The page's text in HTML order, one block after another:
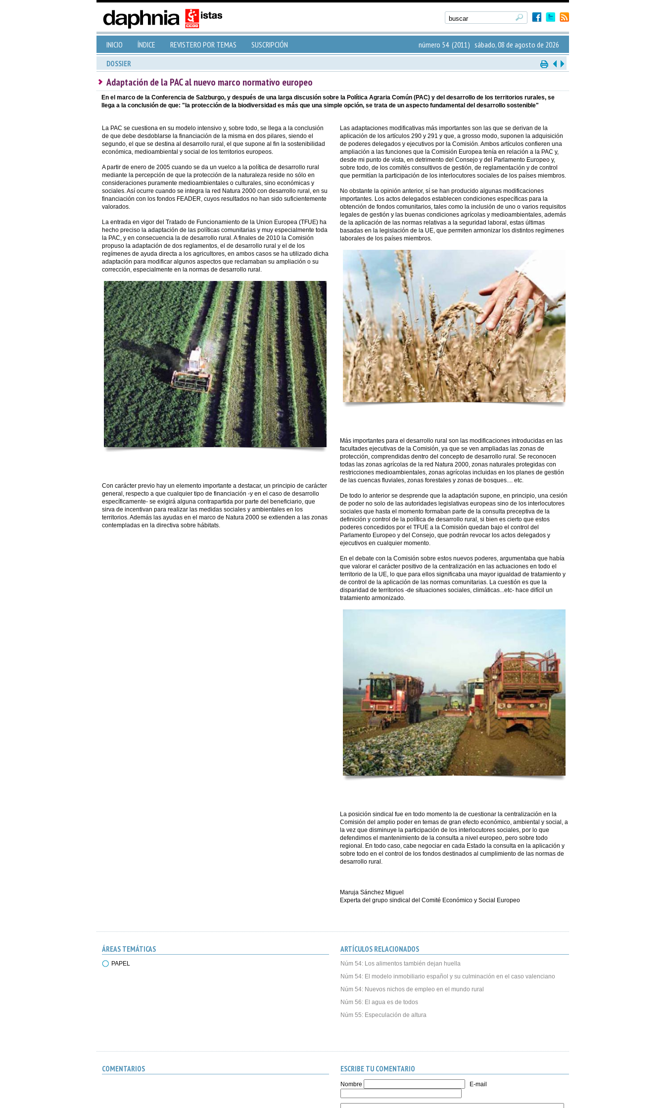
INICIO ÍNDICE REVISTERO POR TEMAS SUSCRIPCIÓN número 54 (2011) sábado, 08 de agosto de 2026
DOSSIER
Adaptación de la PAC al nuevo marco normativo europeo
En el marco de la Conferencia de Salzburgo, y después de una larga discusión sobre la Política Agraria Común (PAC) y del desarrollo de los territorios rurales, se
llega a la conclusión de que: "la protección de la biodiversidad es más que una simple opción, se trata de un aspecto fundamental del desarrollo sostenible"
La PAC se cuestiona en su modelo intensivo y, sobre todo, se llega a la conclusión
de que debe desdoblarse la financiación de la misma en dos pilares, siendo el
segundo, el que se destina al desarrollo rural, el que supone al fin la sostenibilidad
económica, medioambiental y social de los territorios europeos.
A partir de enero de 2005 cuando se da un vuelco a la política de desarrollo rural
mediante la percepción de que la protección de la naturaleza reside no sólo en
consideraciones puramente medioambientales o culturales, sino económicas y
sociales. Así ocurre cuando se integra la red Natura 2000 con desarrollo rural, en su
financiación con los fondos FEADER, cuyos resultados no han sido suficientemente
valorados.
La entrada en vigor del Tratado de Funcionamiento de la Union Europea (TFUE) ha
hecho preciso la adaptación de las políticas comunitarias y muy especialmente toda
la PAC, y en consecuencia la de desarrollo rural. A finales de 2010 la Comisión
propuso la adaptación de dos reglamentos, el de desarrollo rural y el de los
regímenes de ayuda directa a los agricultores, en ambos casos se ha utilizado dicha
adaptación para modificar algunos aspectos que reclamaban su ampliación o su
corrección, especialmente en la normas de desarrollo rural.
Con carácter previo hay un elemento importante a destacar, un principio de carácter
general, respecto a que cualquier tipo de financiación -y en el caso de desarrollo
específicamente- se exigirá alguna contrapartida por parte del beneficiario, que
sirva de incentivan para realizar las medidas sociales y ambientales en los
territorios. Además las ayudas en el marco de Natura 2000 se extienden a las zonas
contempladas en la directiva sobre hábitats.
Las adaptaciones modificativas más importantes son las que se derivan de la
aplicación de los artículos 290 y 291 y que, a grosso modo, suponen la adquisición
de poderes delegados y ejecutivos por la Comisión. Ambos artículos confieren una
ampliación a las funciones que la Comisión Europea tenía en relación a la PAC y,
desde mi punto de vista, en detrimento del Consejo y del Parlamento Europeo y,
sobre todo, de los comités consultivos de gestión, de reglamentación y de control
que permitían la participación de los interlocutores sociales de los países miembros.
No obstante la opinión anterior, sí se han producido algunas modificaciones
importantes. Los actos delegados establecen condiciones específicas para la
obtención de fondos comunitarios, tales como la inclusión de uno o varios requisitos
legales de gestión y las buenas condiciones agrícolas y medioambientales, además
de la aplicación de las normas relativas a la seguridad laboral, estas últimas
basadas en la legislación de la UE, que permiten armonizar los distintos regímenes
laborales de los países miembros.
Más importantes para el desarrollo rural son las modificaciones introducidas en las
facultades ejecutivas de la Comisión, ya que se ven ampliadas las zonas de
protección, comprendidas dentro del concepto de desarrollo rural. Se reconocen
todas las zonas agrícolas de la red Natura 2000, zonas naturales protegidas con
restricciones medioambientales, zonas agrícolas incluidas en los planes de gestión
de las cuencas fluviales, zonas forestales y zonas de bosques.... etc.
De todo lo anterior se desprende que la adaptación supone, en principio, una cesión
de poder no solo de las autoridades legislativas europeas sino de los interlocutores
sociales que hasta el momento formaban parte de la consulta preceptiva de la
definición y control de la política de desarrollo rural, si bien es cierto que estos
poderes concedidos por el TFUE a la Comisión quedan bajo el control del
Parlamento Europeo y del Consejo, que podrán revocar los actos delegados y
ejecutivos en cualquier momento.
En el debate con la Comisión sobre estos nuevos poderes, argumentaba que había
que valorar el carácter positivo de la centralización en las actuaciones en todo el
territorio de la UE, lo que para ellos significaba una mayor igualdad de tratamiento y
de control de la aplicación de las normas comunitarias. La cuestión es que la
disparidad de territorios -de situaciones sociales, climáticas...etc- hace difícil un
tratamiento armonizado.
La posición sindical fue en todo momento la de cuestionar la centralización en la
Comisión del amplio poder en temas de gran efecto económico, ambiental y social, a
la vez que disminuye la participación de los interlocutores sociales, por lo que
defendimos el mantenimiento de la consulta a nivel europeo, pero sobre todo
regional. En todo caso, cabe negociar en cada Estado la consulta en la aplicación y
sobre todo en el control de los fondos destinados al cumplimiento de las normas de
desarrollo rural.
Maruja Sánchez Miguel
Experta del grupo sindical del Comité Económico y Social Europeo
ÁREAS TEMÁTICAS
PAPEL
ARTÍCULOS RELACIONADOS
Núm 54: Los alimentos también dejan huella
Núm 54: El modelo inmobiliario español y su culminación en el caso valenciano
Núm 54: Nuevos nichos de empleo en el mundo rural
Núm 56: El agua es de todos
Núm 55: Especulación de altura
COMENTARIOS ESCRIBE TU COMENTARIO
Nombre E-mail